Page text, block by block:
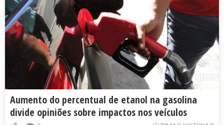
Aumento do percentual de etanol na gasolina
divide opiniões sobre impactos nos veículos